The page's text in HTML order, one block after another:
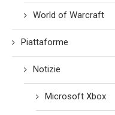
World of Warcraft
Piattaforme
Notizie
Microsoft Xbox